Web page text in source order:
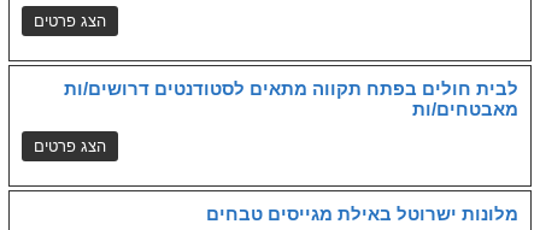
לבית חולים בפתח תקווה מתאים לסטודנטים דרושים/ות
מאבטחים/ות
מלונות ישרוטל באילת מגייסים טבחים